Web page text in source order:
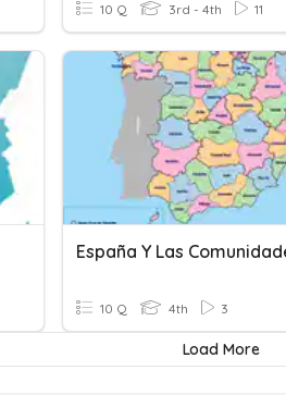
10 Q 3rd - 4th 11
10 Q 4th 3
Load More